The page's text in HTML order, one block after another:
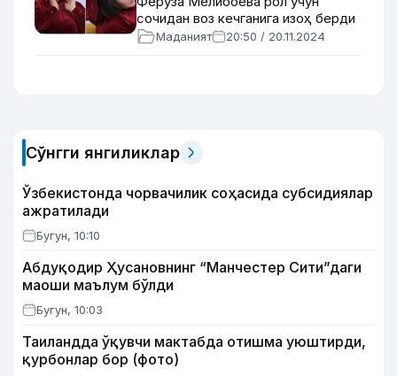
сочидан воз кечганига изоҳ берди
Маданият 20:50 / 20.11.2024
Сўнгги янгиликлар
Ўзбекистонда чорвачилик соҳасида субсидиялар
ажратилади
Бугун, 10:10
Абдуқодир Ҳусановнинг “Манчестер Сити”даги
маоши маълум бўлди
Бугун, 10:03
Таиландда ўқувчи мактабда отишма уюштирди,
қурбонлар бор (фото)